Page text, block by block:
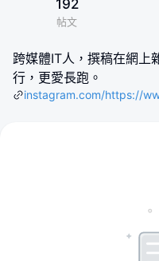
192
帖文
跨媒體IT人，撰稿在網上
行，更愛長跑。
instagram.com/https://